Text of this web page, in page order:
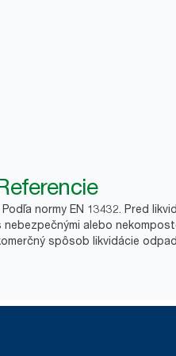
Podľa normy EN 13432. Pred
nebezpečnými alebo
spôsob likvidácie